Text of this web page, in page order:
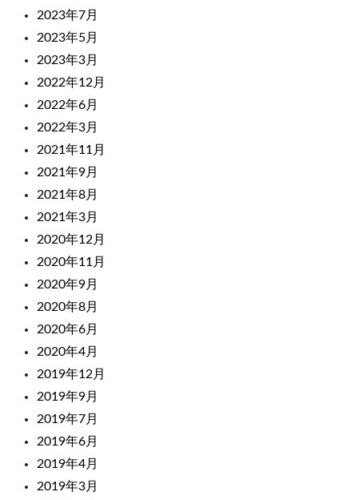
2023年7月
2023年5月
2023年3月
2022年12月
2022年6月
2022年3月
2021年11月
2021年9月
2021年8月
2021年3月
2020年12月
2020年11月
2020年9月
2020年8月
2020年6月
2020年4月
2019年12月
2019年9月
2019年7月
2019年6月
2019年4月
2019年3月